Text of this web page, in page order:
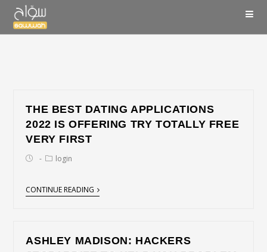
THE BEST DATING APPLICATIONS
2022 IS OFFERING TRY TOTALLY FREE
VERY FIRST
login
CONTINUE READING
ASHLEY MADISON: HACKERS